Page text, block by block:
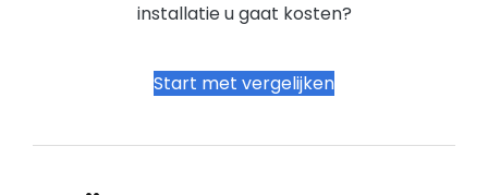
installatie u gaat kosten?
Start met vergelijken